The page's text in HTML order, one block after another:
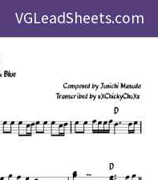
VGLeadSheets.com